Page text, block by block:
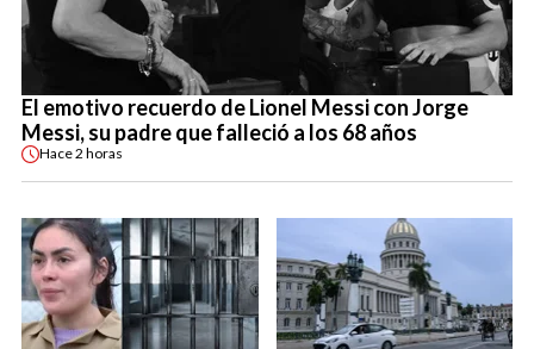
El emotivo recuerdo de Lionel Messi con Jorge
Messi, su padre que falleció a los 68 años
Hace2 horas